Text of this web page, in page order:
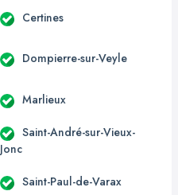
Certines
Dompierre-sur-Veyle
Marlieux
Saint-André-sur-Vieux-
Jonc
Saint-Paul-de-Varax